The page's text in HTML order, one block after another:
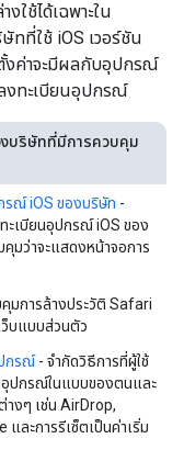
งใช้ได้เฉพาะใน
ที่ใช้ iOS เวอร์ชัน
งค่าจะมีผลกับอุปกรณ์
งทะเบียนอุปกรณ์
บริษัทที่มีการควบคุม
รณ์ iOS ของบริษัท -
ะเบียนอุปกรณ์ iOS ของ
มว่าจะแสดงหน้าจอการ
มการล้างประวัติ Safari
ว็บแบบส่วนตัว
กรณ์- จำกัดวิธีการที่ผู้ใช้
อุปกรณ์ในแบบของตนและ
างๆ เช่น AirDrop,
ละการรีเซ็ตเป็นค่าเริ่ม